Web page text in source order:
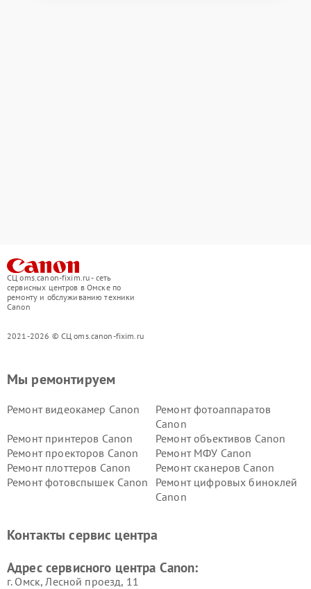
СЦ oms.canon-fixim.ru - сеть
сервисных центров в Омске по
ремонту и обслуживанию техники
Canon
2021-2026 © СЦ oms.canon-fixim.ru
Мы ремонтируем
Ремонт видеокамер Canon
Ремонт фотоаппаратов
Canon
Ремонт принтеров Canon
Ремонт объективов Canon
Ремонт проекторов Canon
Ремонт МФУ Canon
Ремонт плоттеров Canon
Ремонт сканеров Canon
Ремонт фотовспышек Canon
Ремонт цифровых биноклей
Canon
Контакты сервис центра
Адрес сервисного центра Canon:
г. Омск, ​Лесной проезд, 11